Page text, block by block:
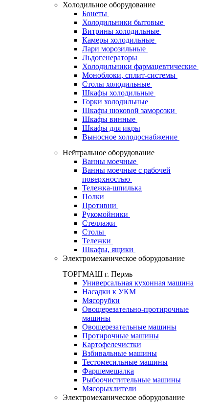
Холодильное оборудование
Бонеты
Холодильники бытовые
Витрины холодильные
Камеры холодильные
Лари морозильные
Льдогенераторы
Холодильники фармацевтические
Моноблоки, сплит-системы
Столы холодильные
Шкафы холодильные
Горки холодильные
Шкафы шоковой заморозки
Шкафы винные
Шкафы для икры
Выносное холодоснабжение
Нейтральное оборудование
Ванны моечные
Ванны моечные с рабочей
поверхностью
Тележка-шпилька
Полки
Противни
Рукомойники
Стеллажи
Столы
Тележки
Шкафы, ящики
Электромеханическое оборудование
ТОРГМАШ г. Пермь
Универсальная кухонная машина
Насадки к УКМ
Мясорубки
Овощерезательно-протирочные
машины
Овощерезательные машины
Протирочные машины
Картофелечистки
Взбивальные машины
Тестомесильные машины
Фаршемешалка
Рыбоочистительные машины
Мясорыхлители
Электромеханическое оборудование